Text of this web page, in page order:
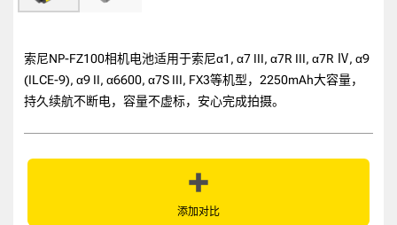
索尼NP-FZ100相机电池适用于索尼α1, α7 III, α7R III, α7R Ⅳ, α9
(ILCE-9), α9 II, α6600, α7S III, FX3等机型，2250mAh大容量，
持久续航不断电，容量不虚标，安心完成拍摄。
添加对比